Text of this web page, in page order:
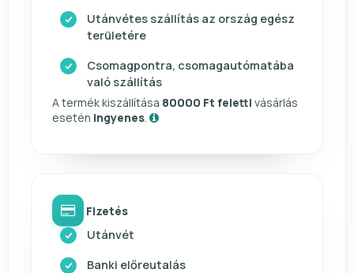
Utánvétes szállítás az ország egész
területére
Csomagpontra, csomagautómatába
való szállítás
A termék kiszállítása 80000 Ft feletti vásárlás
esetén ingyenes
Fizetés
Utánvét
Banki előreutalás